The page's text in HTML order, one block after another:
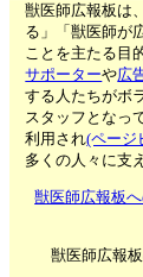
獣医師広報板は
る」「獣医師が
ことを主たる目
サポーターや広
する人たちがボ
スタッフとなっ
利用され(ページ
多くの人々に支
獣医師広報板
獣医師広報